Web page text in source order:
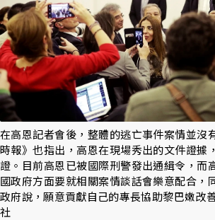
在高恩記者會後，整體的逃亡事件案情並沒
時報》也指出，高恩在現場秀出的文件證據
證。目前高恩已被國際刑警發出通緝令，而
國政府方面要就相關案情談話會樂意配合，
政府說，願意貢獻自己的專長協助黎巴嫩改
社